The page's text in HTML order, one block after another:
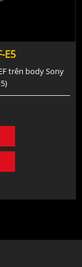
E5
trên body Sony